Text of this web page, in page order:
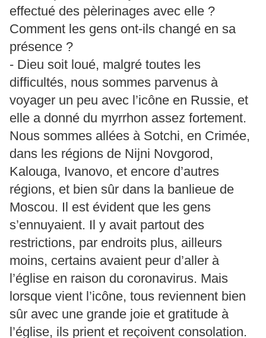
effectué des pèlerinages avec elle ?
Comment les gens ont-ils changé en sa
présence ?
- Dieu soit loué, malgré toutes les
difficultés, nous sommes parvenus à
voyager un peu avec l’icône en Russie, et
elle a donné du myrrhon assez fortement.
Nous sommes allées à Sotchi, en Crimée,
dans les régions de Nijni Novgorod,
Kalouga, Ivanovo, et encore d’autres
régions, et bien sûr dans la banlieue de
Moscou. Il est évident que les gens
s’ennuyaient. Il y avait partout des
restrictions, par endroits plus, ailleurs
moins, certains avaient peur d’aller à
l’église en raison du coronavirus. Mais
lorsque vient l’icône, tous reviennent bien
sûr avec une grande joie et gratitude à
l’église, ils prient et reçoivent consolation.